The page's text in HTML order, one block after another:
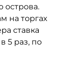
острова.
на торгах
ставка
5 раз, по